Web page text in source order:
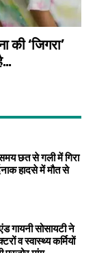
‘जिगरा’
छत से गली में गिरा
हादसे में मौत से
सोसायटी ने
व स्वास्थ्य कर्मियों